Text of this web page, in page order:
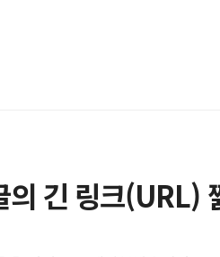
의 긴 링크(URL)